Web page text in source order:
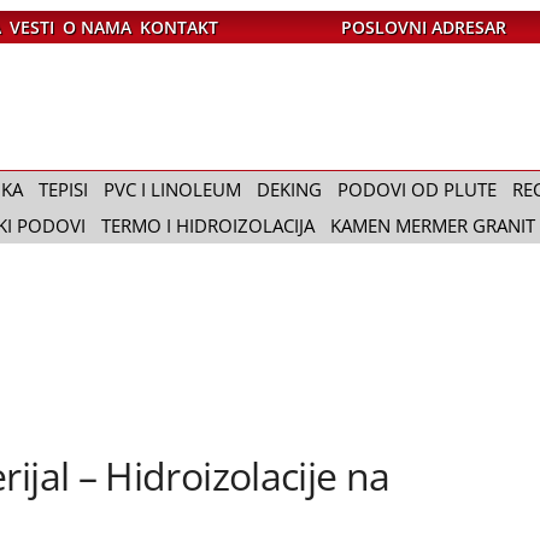
VESTI O NAMA KONTAKT POSLOVNI ADRESAR
TEPISI PVC I LINOLEUM DEKING PODOVI OD PLUTE
PODOVI
TERMO I HIDROIZOLACIJA KAMEN MERMER GRANIT
– Hidroizolacije na